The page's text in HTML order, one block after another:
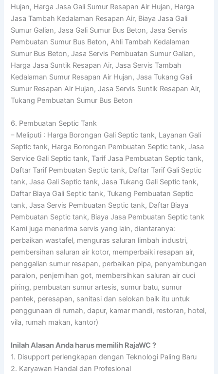
Hujan, Harga Jasa Gali Sumur Resapan Air Hujan, Harga
Jasa Tambah Kedalaman Resapan Air, Biaya Jasa Gali
Sumur Galian, Jasa Gali Sumur Bus Beton, Jasa Servis
Pembuatan Sumur Bus Beton, Ahli Tambah Kedalaman
Sumur Bus Beton, Jasa Servis Pembuatan Sumur Galian,
Harga Jasa Suntik Resapan Air, Jasa Servis Tambah
Kedalaman Sumur Resapan Air Hujan, Jasa Tukang Gali
Sumur Resapan Air Hujan, Jasa Servis Suntik Resapan Air,
Tukang Pembuatan Sumur Bus Beton
6. Pembuatan Septic Tank
– Meliputi : Harga Borongan Gali Septic tank, Layanan Gali
Septic tank, Harga Borongan Pembuatan Septic tank, Jasa
Service Gali Septic tank, Tarif Jasa Pembuatan Septic tank,
Daftar Tarif Pembuatan Septic tank, Daftar Tarif Gali Septic
tank, Jasa Gali Septic tank, Jasa Tukang Gali Septic tank,
Daftar Biaya Gali Septic tank, Tukang Pembuatan Septic
tank, Jasa Servis Pembuatan Septic tank, Daftar Biaya
Pembuatan Septic tank, Biaya Jasa Pembuatan Septic tank
Kami juga menerima servis yang lain, diantaranya:
perbaikan wastafel, menguras saluran limbah industri,
pembersihan saluran air kotor, memperbaiki resapan air,
penggalian sumur resapan, perbaikan pipa, penyambungan
paralon, penjernihan got, membersihkan saluran air cuci
piring, pembuatan sumur artesis, sumur batu, sumur
pantek, peresapan, sanitasi dan selokan baik itu untuk
penggunaan di rumah, dapur, kamar mandi, restoran, hotel,
vila, rumah makan, kantor)
Inilah Alasan Anda harus memilih RajaWC ?
1. Disupport perlengkapan dengan Teknologi Paling Baru
2. Karyawan Handal dan Profesional